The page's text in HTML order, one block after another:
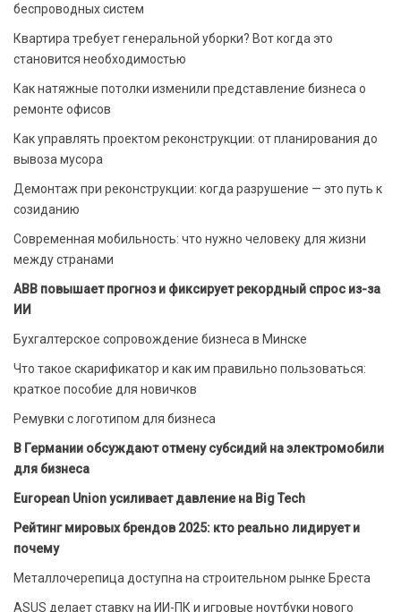
беспроводных систем
Квартира требует генеральной уборки? Вот когда это
становится необходимостью
Как натяжные потолки изменили представление бизнеса о
ремонте офисов
Как управлять проектом реконструкции: от планирования до
вывоза мусора
Демонтаж при реконструкции: когда разрушение — это путь к
созиданию
Современная мобильность: что нужно человеку для жизни
между странами
ABB повышает прогноз и фиксирует рекордный спрос из-за
ИИ
Бухгалтерское сопровождение бизнеса в Минске
Что такое скарификатор и как им правильно пользоваться:
краткое пособие для новичков
Ремувки с логотипом для бизнеса
В Германии обсуждают отмену субсидий на электромобили
для бизнеса
European Union усиливает давление на Big Tech
Рейтинг мировых брендов 2025: кто реально лидирует и
почему
Металлочерепица доступна на строительном рынке Бреста
ASUS делает ставку на ИИ-ПК и игровые ноутбуки нового